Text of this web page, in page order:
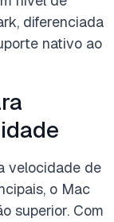
diferenciada
nativo ao
velocidade de
o Mac
superior. Com